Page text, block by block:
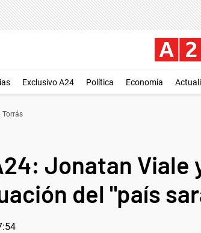
Exclusivo A24 Política Economía
Torrás
Jonatan Viale
del "país